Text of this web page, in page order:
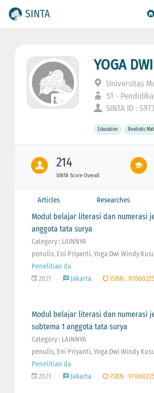
SINTA
YOGA
Universitas
S1 -
SINTA ID :
Education Realistic
214
SINTA Score Overall
Articles Researches
Modul belajar literasi dan numerasi
anggota tata surya
Category : LAINNYA
penulis, Eni Priyanti, Yoga Dwi Windy
Penelitian da
2021
Jakarta ISBN :
Modul belajar literasi dan numerasi
subtema 1 anggota tata surya
Category : LAINNYA
penulis, Eni Priyanti, Yoga Dwi Windy
Penelitian da
2021
Jakarta ISBN :